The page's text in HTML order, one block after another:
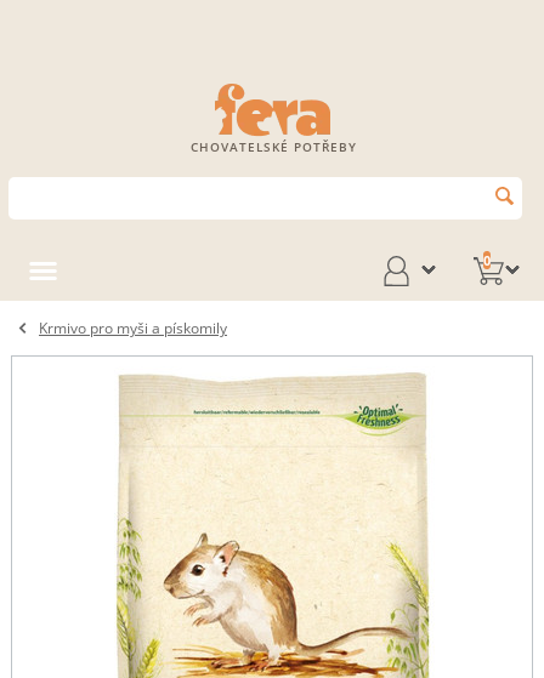
CHOVATELSKÉ POTŘEBY
0
Krmivo pro myši a pískomily